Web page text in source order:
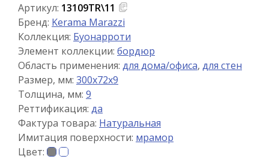
Артикул: 13109TR\11
Бренд: Kerama Marazzi
Коллекция: Буонарроти
Элемент коллекции: бордюр
Область применения: для дома/офиса, для стен
Размер, мм: 300x72x9
Толщина, мм: 9
Реттификация: да
Фактура товара: Натуральная
Имитация поверхности: мрамор
Цвет: